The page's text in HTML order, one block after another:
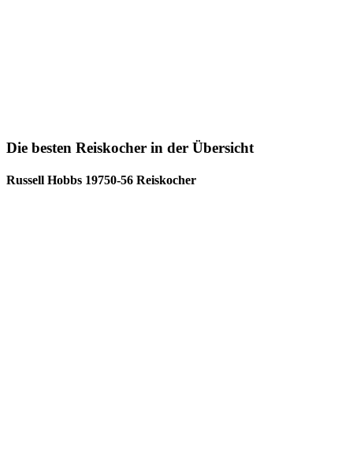
Die besten Reiskocher in der Übersicht
Russell Hobbs 19750-56 Reiskocher